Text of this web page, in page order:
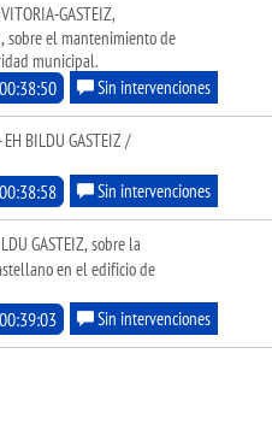
GASTEIZ,
sobre el mantenimiento de
municipal.
00:38:50 Sin intervenciones
EH BILDU GASTEIZ /
00:38:58 Sin intervenciones
GASTEIZ, sobre la
en el edificio de
00:39:03 Sin intervenciones